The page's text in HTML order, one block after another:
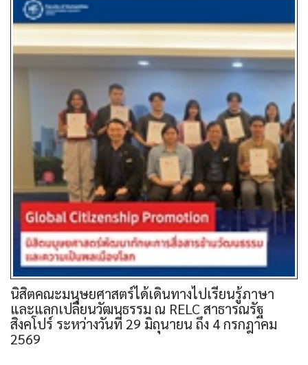
นิสิตคณะมนุษยศาสตร์ได้เดินทางไปเรียนรู้ภาษา
และแลกเปลี่ยนวัฒนธรรม ณ RELC สาธารณรัฐ
สิงคโปร์ ระหว่างวันที่ 29 มิถุนายน ถึง 4 กรกฎาคม
2569